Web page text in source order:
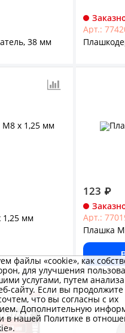
38 мм
Арт.:
мм
123 ₽
Арт.:
Плашка
файлы «cookie», как
для улучшения
услугами, путем
сайту. Если вы
что вы согласны с их
Дополнительную
в нашей Политике в